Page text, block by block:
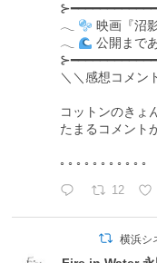
𓂃
映画『沼
𓂃
公開まで
＼＼感想コメン
コットンのきょ
たまるコメント
◦ ◦ ◦ ◦ ◦ ◦ ◦ ◦ ◦ ◦ ◦
12
横浜シ